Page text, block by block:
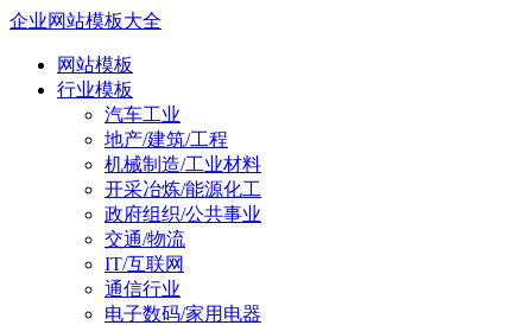
企业网站模板大全
网站模板
行业模板
汽车工业
地产/建筑/工程
机械制造/工业材料
开采冶炼/能源化工
政府组织/公共事业
交通/物流
IT/互联网
通信行业
电子数码/家用电器